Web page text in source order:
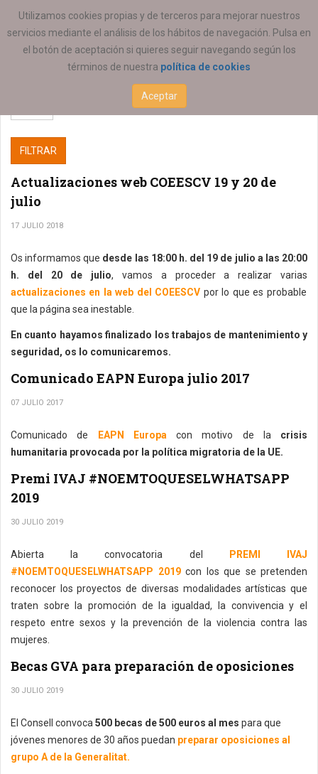
Utilizamos cookies propias y de terceros para mejorar nuestros
servicios mediante el análisis de los hábitos de navegación. Pulsa en
el botón de aceptación si quieres seguir navegando según los
términos de nuestra política de cookies
Aceptar
ESTÁ AQUÍ: SERVICIOS
FILTRAR
Actualizaciones web COEESCV 19 y 20 de
julio
17 JULIO 2018
Os informamos que desde las 18:00 h. del 19 de julio a las 20:00
h. del 20 de julio, vamos a proceder a realizar varias
actualizaciones en la web del COEESCV por lo que es probable
que la página sea inestable.
En cuanto hayamos finalizado los trabajos de mantenimiento y
seguridad, os lo comunicaremos.
Comunicado EAPN Europa julio 2017
07 JULIO 2017
Comunicado de EAPN Europa con motivo de la crisis
humanitaria provocada por la política migratoria de la UE.
Premi IVAJ #NOEMTOQUESELWHATSAPP
2019
30 JULIO 2019
Abierta la convocatoria del
PREMI IVAJ
#NOEMTOQUESELWHATSAPP 2019con los que se pretenden
reconocer los proyectos de diversas modalidades artísticas que
traten sobre la promoción de la igualdad, la convivencia y el
respeto entre sexos y la prevención de la violencia contra las
mujeres.
Becas GVA para preparación de oposiciones
30 JULIO 2019
El Consell convoca 500 becas de 500 euros al mes para que
jóvenes menores de 30 años puedan preparar oposiciones al
grupo A de la Generalitat.